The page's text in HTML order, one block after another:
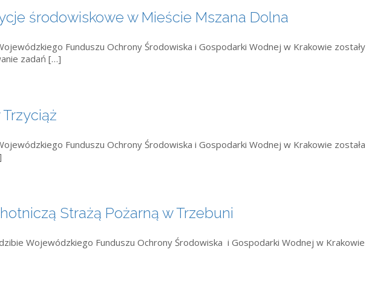
środowiskowe w Mieście Mszana Dolna
Funduszu Ochrony Środowiska i Gospodarki Wodnej w Krakowie zostały
zadań […]
Funduszu Ochrony Środowiska i Gospodarki Wodnej w Krakowie została
Strażą Pożarną w Trzebuni
Wojewódzkiego Funduszu Ochrony Środowiska i Gospodarki Wodnej w Krakowie